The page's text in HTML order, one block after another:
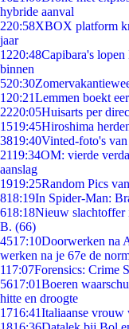
hybride aanval
220:58XBOX platform
jaar
1220:48Capibara's
binnen
520:30
1 20:21Lemmen boekt
2220:05Huisarts per
1519:45Hiroshima
3819:40Vinted-foto's van
2119:34OM: vierde
aanslag
1919:25Random Pics
818:19In Spider-Man:
618:18Nieuw slachtoffer
B. (66)
4517:10Doorwerken na
werken na je 67e de
117:07Forensics: Crime
5617:01Boeren
hitte en droogte
1716:41Italiaanse vrouw